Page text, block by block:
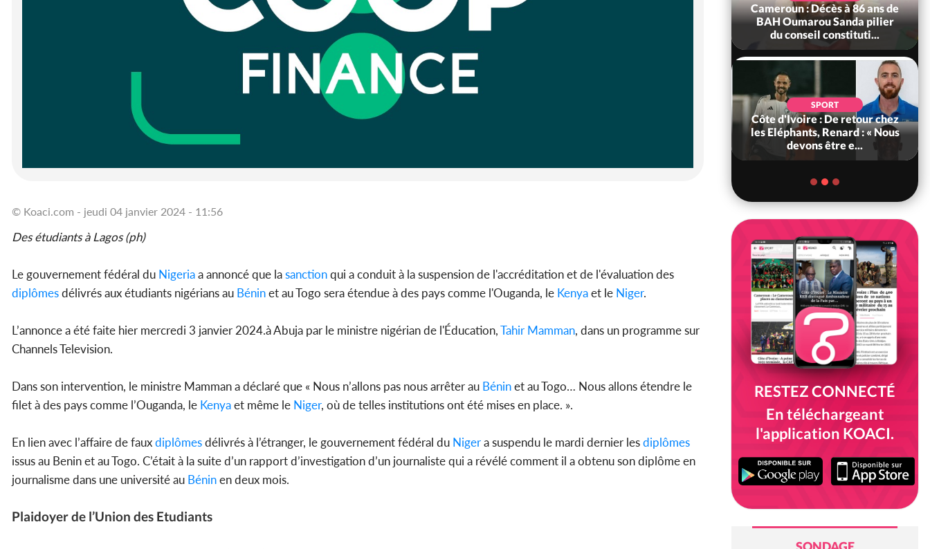
© Koaci.com - jeudi 04 janvier 2024 - 11:56
Des étudiants à Lagos (ph)
Le gouvernement fédéral du Nigeriaa annoncé que lasanctionqui a conduit à la suspension de l'accréditation et de l'évaluation des
diplômesdélivrés aux étudiants nigérians au Béninet au Togo sera étendue à des pays comme l'Ouganda, le Kenyaet le Niger.
L’annonce a été faite hier mercredi 3 janvier 2024.à Abuja par le ministre nigérian de l'Éducation,Tahir Mamman, dans un programme sur
Channels Television.
Dans son intervention, le ministre Mamman a déclaré que « Nous n’allons pas nous arrêter au Béninet au Togo… Nous allons étendre le
filet à des pays comme l’Ouganda, le Kenyaet même le Niger, où de telles institutions ont été mises en place. ».
En lien avec l’affaire de fauxdiplômesdélivrés à l’étranger, le gouvernement fédéral du Nigera suspendu le mardi dernier lesdiplômes
issus au Benin et au Togo. C’était à la suite d’un rapport d’investigation d’un journaliste qui a révélé comment il a obtenu son diplôme en
journalisme dans une université au Béninen deux mois.
Plaidoyer de l’Union des Etudiants
Cameroun : Décès à 86 ans de
BAH Oumarou Sanda pilier
du conseil constituti...
SPORT
Côte d'Ivoire : De retour chez
les Eléphants, Renard : « Nous
devons être e...
RESTEZ CONNECTÉ
En téléchargeant
l'application KOACI.